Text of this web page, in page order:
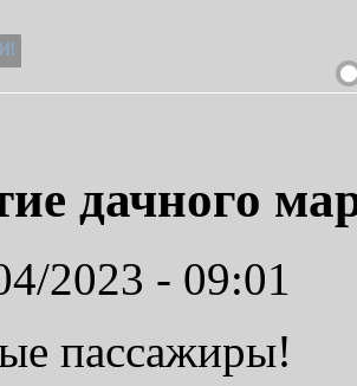
дачного
2023 - 09:01
пассажиры!